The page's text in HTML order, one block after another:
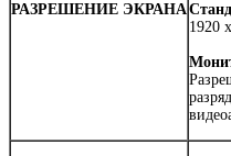
РАЗРЕШЕНИЕ ЭКРАНА
1920